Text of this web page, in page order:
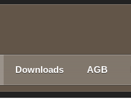
Downloads AGB